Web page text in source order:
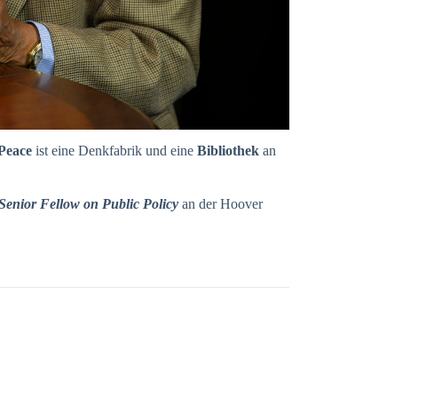
ist eine Denkfabrik und eine Bibliothek an
Fellow on Public Policy an der Hoover